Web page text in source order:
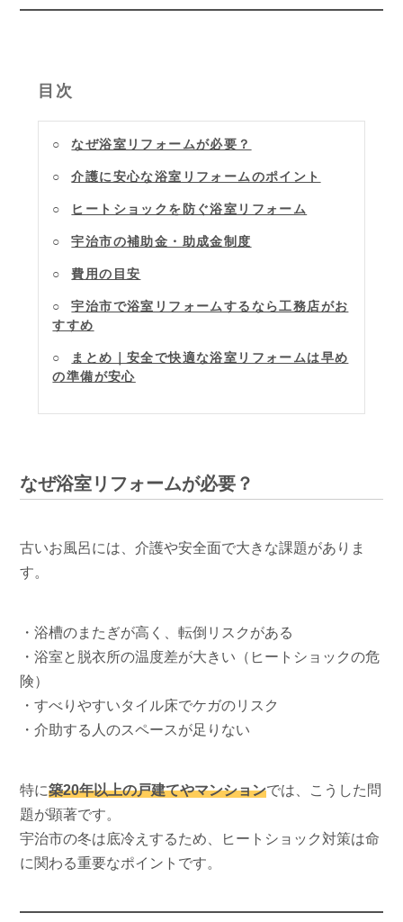
目次
なぜ浴室リフォームが必要？
介護に安心な浴室リフォームのポイント
ヒートショックを防ぐ浴室リフォーム
宇治市の補助金・助成金制度
費用の目安
宇治市で浴室リフォームするなら工務店がお
すすめ
まとめ｜安全で快適な浴室リフォームは早め
の準備が安心
なぜ浴室リフォームが必要？
古いお風呂には、介護や安全面で大きな課題がありま
す。
・浴槽のまたぎが高く、転倒リスクがある
・浴室と脱衣所の温度差が大きい（ヒートショックの危
険）
・すべりやすいタイル床でケガのリスク
・介助する人のスペースが足りない
特に築20年以上の戸建てやマンションでは、こうした問
題が顕著です。
宇治市の冬は底冷えするため、ヒートショック対策は命
に関わる重要なポイントです。